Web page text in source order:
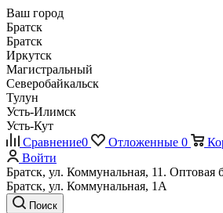
Ваш город
Братск
Братск
Иркутск
Магистральный
Северобайкальск
Тулун
Усть-Илимск
Усть-Кут
Сравнение0 Отложенные 0
Войти
Братск, ул. Коммунальная, 11. Оптовая
Братск, ул. Коммунальная, 1А
Поиск